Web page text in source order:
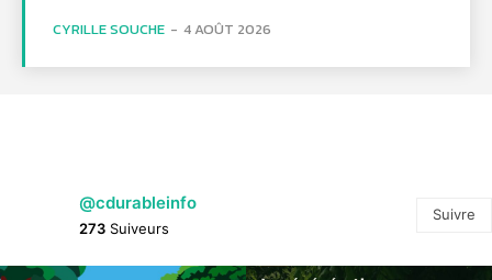
CYRILLE SOUCHE - 4 AOÛT 2026
@cdurableinfo
273 Suiveurs
Suivre